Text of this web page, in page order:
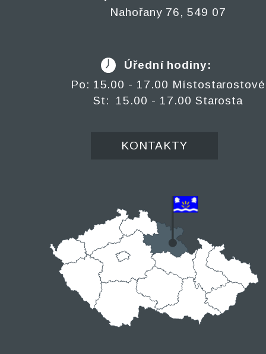
Nahořany 76, 549 07
Úřední hodiny:
Po: 15.00 - 17.00 Místostarostové
St: 15.00 - 17.00 Starosta
KONTAKTY